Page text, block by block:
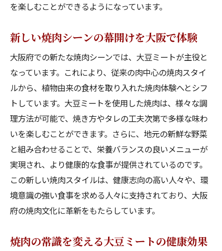
を楽しむことができるようになっています。
新しい焼肉シーンの幕開けを大阪で体験
大阪府での新たな焼肉シーンでは、大豆ミートが主役と
なっています。これにより、従来の肉中心の焼肉スタイ
ルから、植物由来の食材を取り入れた焼肉体験へとシフ
トしています。大豆ミートを使用した焼肉は、様々な調
理方法が可能で、焼き方やタレの工夫次第で多様な味わ
いを楽しむことができます。さらに、地元の新鮮な野菜
と組み合わせることで、栄養バランスの良いメニューが
実現され、より健康的な食事が提供されているのです。
この新しい焼肉スタイルは、健康志向の高い人々や、環
境意識の強い食事を求める人々に支持されており、大阪
府の焼肉文化に革新をもたらしています。
焼肉の常識を変える大豆ミートの健康効果